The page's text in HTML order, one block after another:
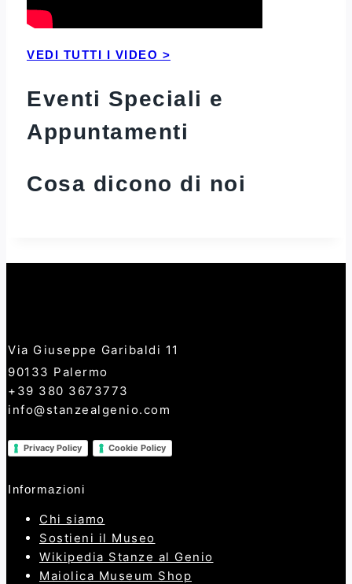
VEDI TUTTI I VIDEO >
Eventi Speciali e
Appuntamenti
Cosa dicono di noi
Via Giuseppe Garibaldi 11
90133 Palermo
+39 380 3673773
info@stanzealgenio.com
Privacy Policy Cookie Policy
Informazioni
Chi siamo
Sostieni il Museo
Wikipedia Stanze al Genio
Maiolica Museum Shop